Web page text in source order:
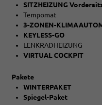
SITZHEIZUNG
Tempomat
3-ZONEN-
KEYLESS-GO
LENKRADHEIZUNG
VIRTUAL COCKPIT
Pakete
WINTERPAKET
Spiegel-Paket